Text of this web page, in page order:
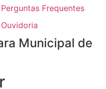
Perguntas Frequentes
Ouvidoria
Municipal de